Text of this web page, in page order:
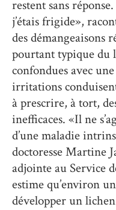
restent sans
j’étais frigide»,
des démangeaisons
pourtant typique du
confondues avec
irritations
à prescrire, à tort,
inefficaces. «Il ne
d’une maladie
doctoresse Martine
adjointe au Service
estime qu’environ
développer un